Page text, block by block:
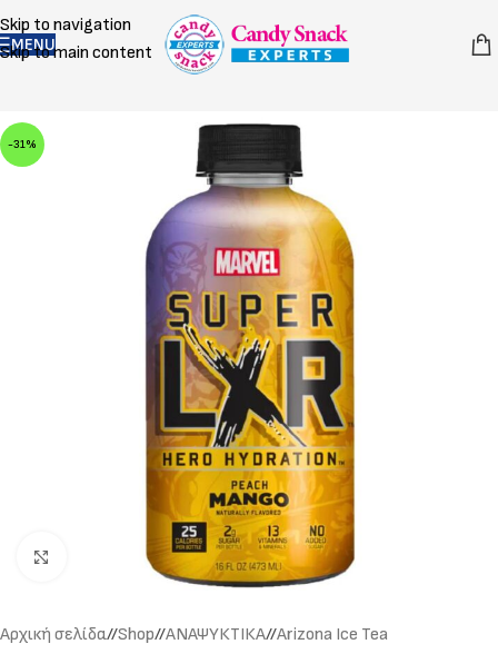
Skip to navigation
Skip to main content
MENU
-31%
Click to enlarge
Αρχική σελίδα/ Shop/ ΑΝΑΨΥΚΤΙΚΑ/ Arizona Ice Tea